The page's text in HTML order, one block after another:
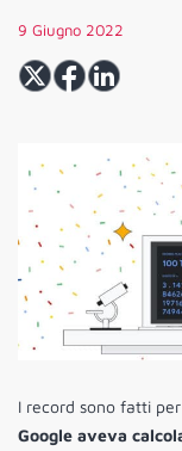
9 Giugno 2022
I record sono fatti
Google aveva